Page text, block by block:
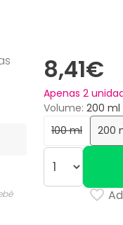
8,41€
Apenas 2
Volume
200 ml
100 ml
200